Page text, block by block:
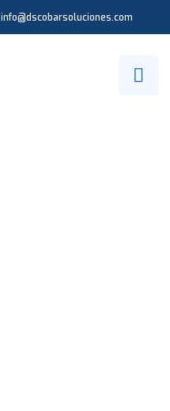
info@dscobarsoluciones.com